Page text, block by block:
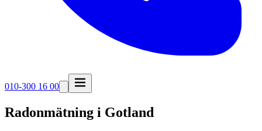
010-300 16 00
Radonmätning i Gotland